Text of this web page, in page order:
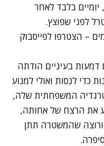
בלבד לאחר
לפני שפוצץ.
– הצטרפו לפייסבוק
בעיניים הודתה
לנסות ואולי למנוע
המשפחתית שלה,
את הרצח של אחותה,
ורוצה שהמשטרה תתן